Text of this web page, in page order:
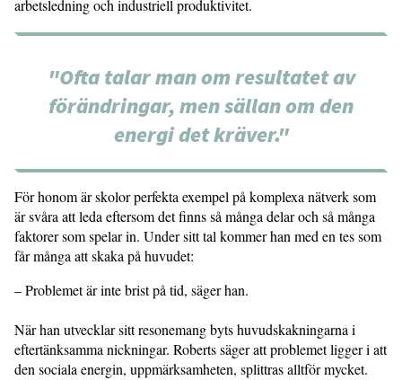
arbets­ledning och industriell produktivitet.
"Ofta talar man om resultatet av
förändringar, men sällan om den
energi det kräver."
För honom är skolor perfekta exempel på komplexa nätverk som
är svåra att leda eftersom det finns så många delar och så många
faktorer som spelar in. Under sitt tal kommer han med en tes som
får många att skaka på huvudet:
– Problemet är inte brist på tid, säger han.
När han utvecklar sitt resonemang byts huvudskakningarna i
eftertänk­samma nickningar. Roberts säger att problemet ligger i att
den sociala ener­gin, uppmärksamheten, splittras alltför mycket.